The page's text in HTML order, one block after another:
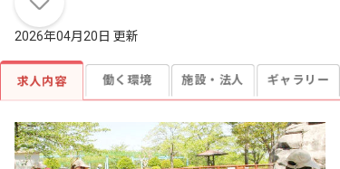
2026年04月20日 更新
求人内容 働く環境 施設・法人 ギャラリー